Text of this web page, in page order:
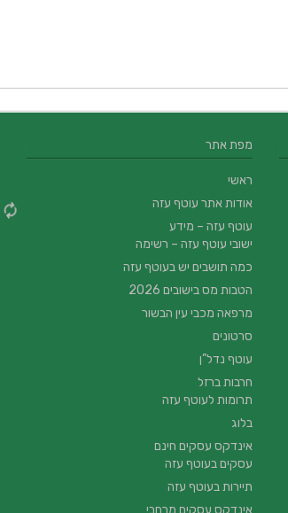
מפת אתר
ראשי
אודות אתר עוטף עזה
עוטף עזה – מידע
ישובי עוטף עזה – רשימה
כמה תושבים יש בעוטף עזה
הטבות מס בישובים 2026
מרפאה מכבי עין הבשור
סרטונים
עוטף נדל”ן
חרבות ברזל
תרומות לעוטף עזה
בלוג
אינדקס עסקים חינם
עסקים בעוטף עזה
תיירות בעוטף עזה
אינדקס עסקים מרחבי